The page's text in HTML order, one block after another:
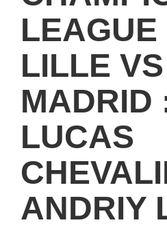
LEAGUE
LILLE
MADRID
LUCAS
ANDRIY